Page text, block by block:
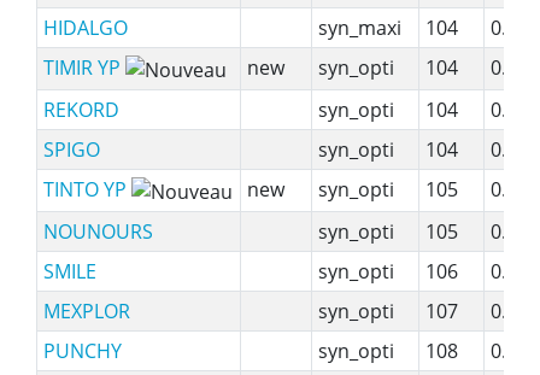
HIDALGO
syn_maxi 104
0.99
TIMIR YP
new syn_opti 104
0.85
REKORD
syn_opti 104
0.86
SPIGO
syn_opti 104
0.98
TINTO YP
new syn_opti 105
0.85
NOUNOURS
syn_opti 105
0.99
SMILE
syn_opti 106
0.84
MEXPLOR
syn_opti 107
0.96
PUNCHY
syn_opti 108
0.84